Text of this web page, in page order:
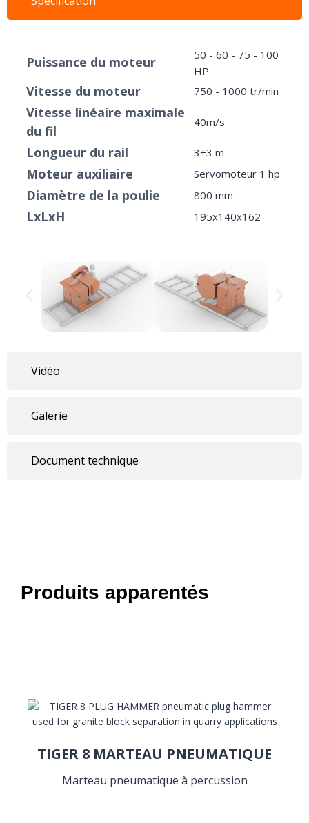
Vidéo
Galerie
Document technique
Puissance du moteur
50 - 60 - 75 - 100
HP
Vitesse du moteur 750 - 1000 tr/min
Vitesse linéaire maximale
du fil
40m/s
Longueur du rail 3+3 m
Moteur auxiliaire Servomoteur 1 hp
Diamètre de la poulie 800 mm
LxLxH 195x140x162
Produits apparentés
TIGER 8 MARTEAU PNEUMATIQUE
Marteau pneumatique à percussion